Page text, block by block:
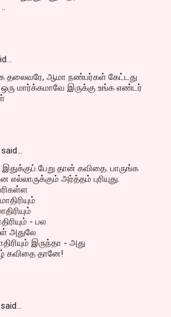
தலைவரே, ஆமா நண்பர்கள் கேட்டது
மார்க்கமாவே இருக்கு உங்க எண்டர்
said…
பேறு தான் கவிதை. பாருங்க
எல்லாருக்கும் அர்த்தம் புரியுது.
- பல
அதுலே
இருந்தா - அது
கவிதை தானே!
said…